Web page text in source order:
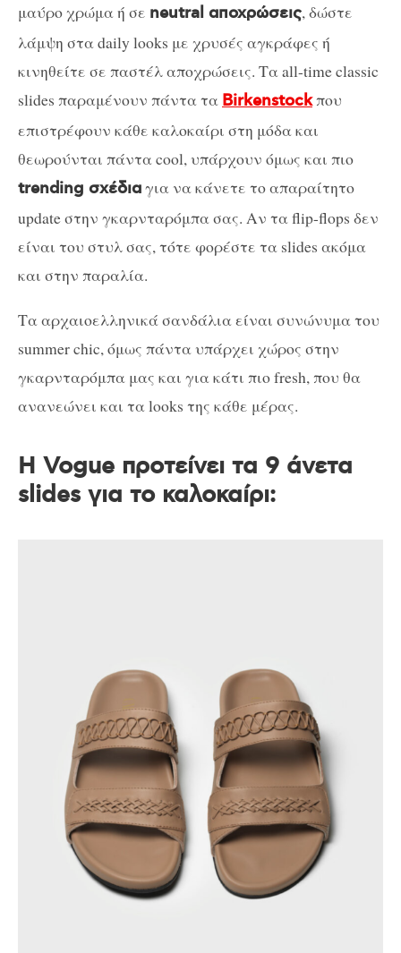
μαύρο χρώμα ή σε neutral αποχρώσεις, δώστε
λάμψη στα daily looks με χρυσές αγκράφες ή
κινηθείτε σε παστέλ αποχρώσεις. Τα all-time classic
slides παραμένουν πάντα τα Birkenstockπου
επιστρέφουν κάθε καλοκαίρι στη μόδα και
θεωρούνται πάντα cool, υπάρχουν όμως και πιο
trending σχέδιαγια να κάνετε το απαραίτητο
update στην γκαρνταρόμπα σας. Αν τα flip-flops δεν
είναι του στυλ σας, τότε φορέστε τα slides ακόμα
και στην παραλία.
Τα αρχαιοελληνικά σανδάλια είναι συνώνυμα του
summer chic, όμως πάντα υπάρχει χώρος στην
γκαρνταρόμπα μας και για κάτι πιο fresh, που θα
ανανεώνει και τα looks της κάθε μέρας.
H Vogue προτείνει τα 9 άνετα
slides για το καλοκαίρι: